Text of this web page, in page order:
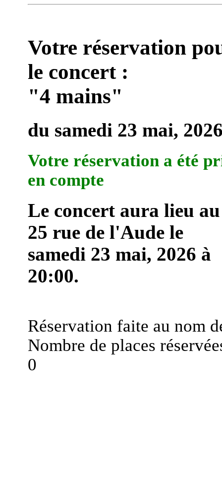
Votre réservation
le concert :
"4 mains"
du samedi 23 mai,
Votre réservation a été
en compte
Le concert aura lieu au
25 rue de l'Aude le
samedi 23 mai, 2026 à
20:00.
Réservation faite au nom
Nombre de places
0